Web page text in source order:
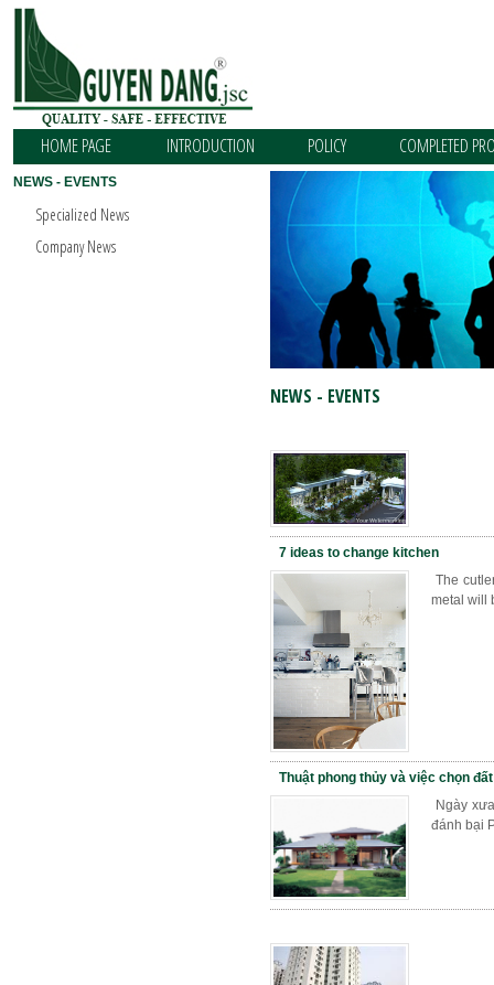
HOME PAGE INTRODUCTION POLICY COMPLETED
NEWS - EVENTS
Specialized News
Company News
NEWS - EVENTS
7 ideas to change kitchen
The
metal will
Thuật phong thủy và việc chọn
Ngày
đánh bại